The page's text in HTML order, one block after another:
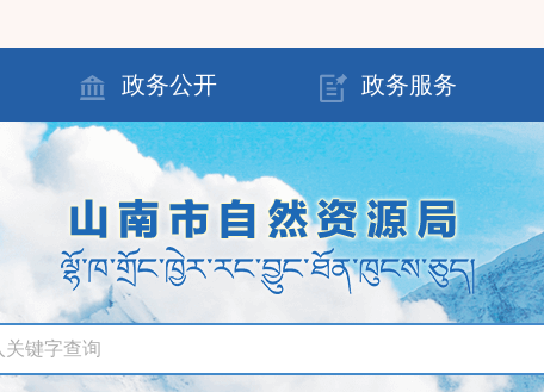
政务公开 政务服务